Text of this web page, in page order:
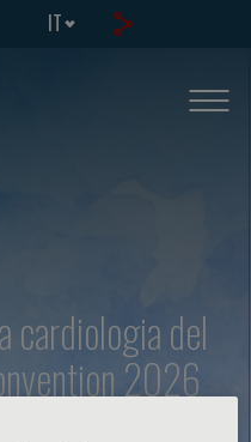
IT
cardiologia del
2026